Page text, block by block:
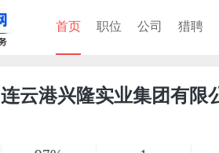
首页 职位 公司 猎聘
连云港兴隆实业集团有限